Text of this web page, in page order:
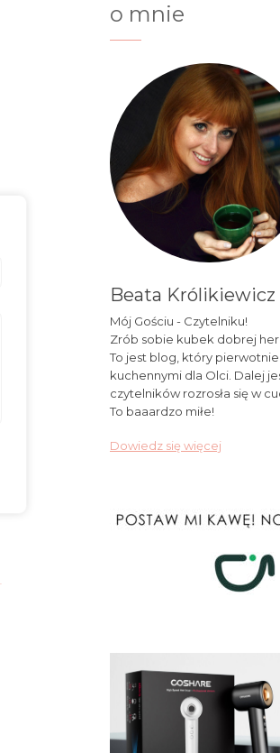
o mnie
Beata Królikiewicz
Mój Gościu - Czytelniku!
Zrób sobie kubek dobrej
To jest blog, który pierwotnie
kuchennymi dla Olci. Dalej
czytelników rozrosła się w
To baaardzo miłe!
Dowiedz się więcej